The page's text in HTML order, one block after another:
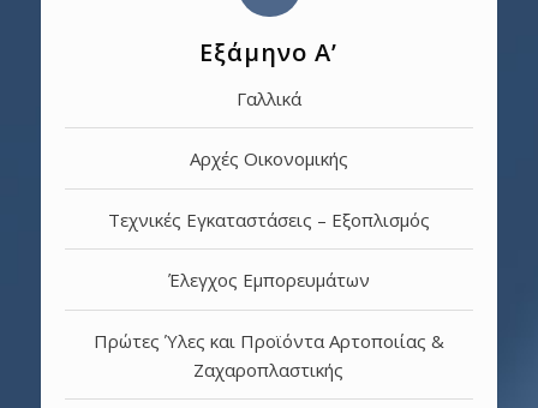
Εξάμηνο Α’
Γαλλικά
Αρχές Οικονομικής
Τεχνικές Εγκαταστάσεις – Εξοπλισμός
Έλεγχος Εμπορευμάτων
Πρώτες Ύλες και Προϊόντα Αρτοποιίας &
Ζαχαροπλαστικής